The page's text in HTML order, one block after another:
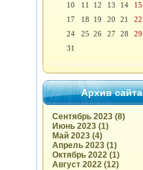
10
11 12 13 14 15
17
18 19 20 21 22
24
25 26 27 28 29
31
Архив сайта
Сентябрь 2023 (8)
Июнь 2023 (1)
Май 2023 (4)
Апрель 2023 (1)
Октябрь 2022 (1)
Август 2022 (12)